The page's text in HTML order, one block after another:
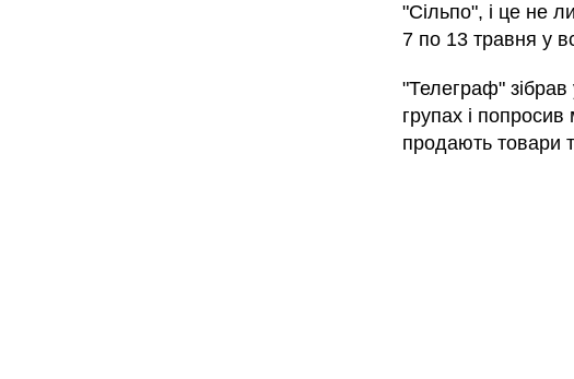
"Сільпо", і це не
7 по 13 травня у
"Телеграф" зібрав
групах і
продають товари